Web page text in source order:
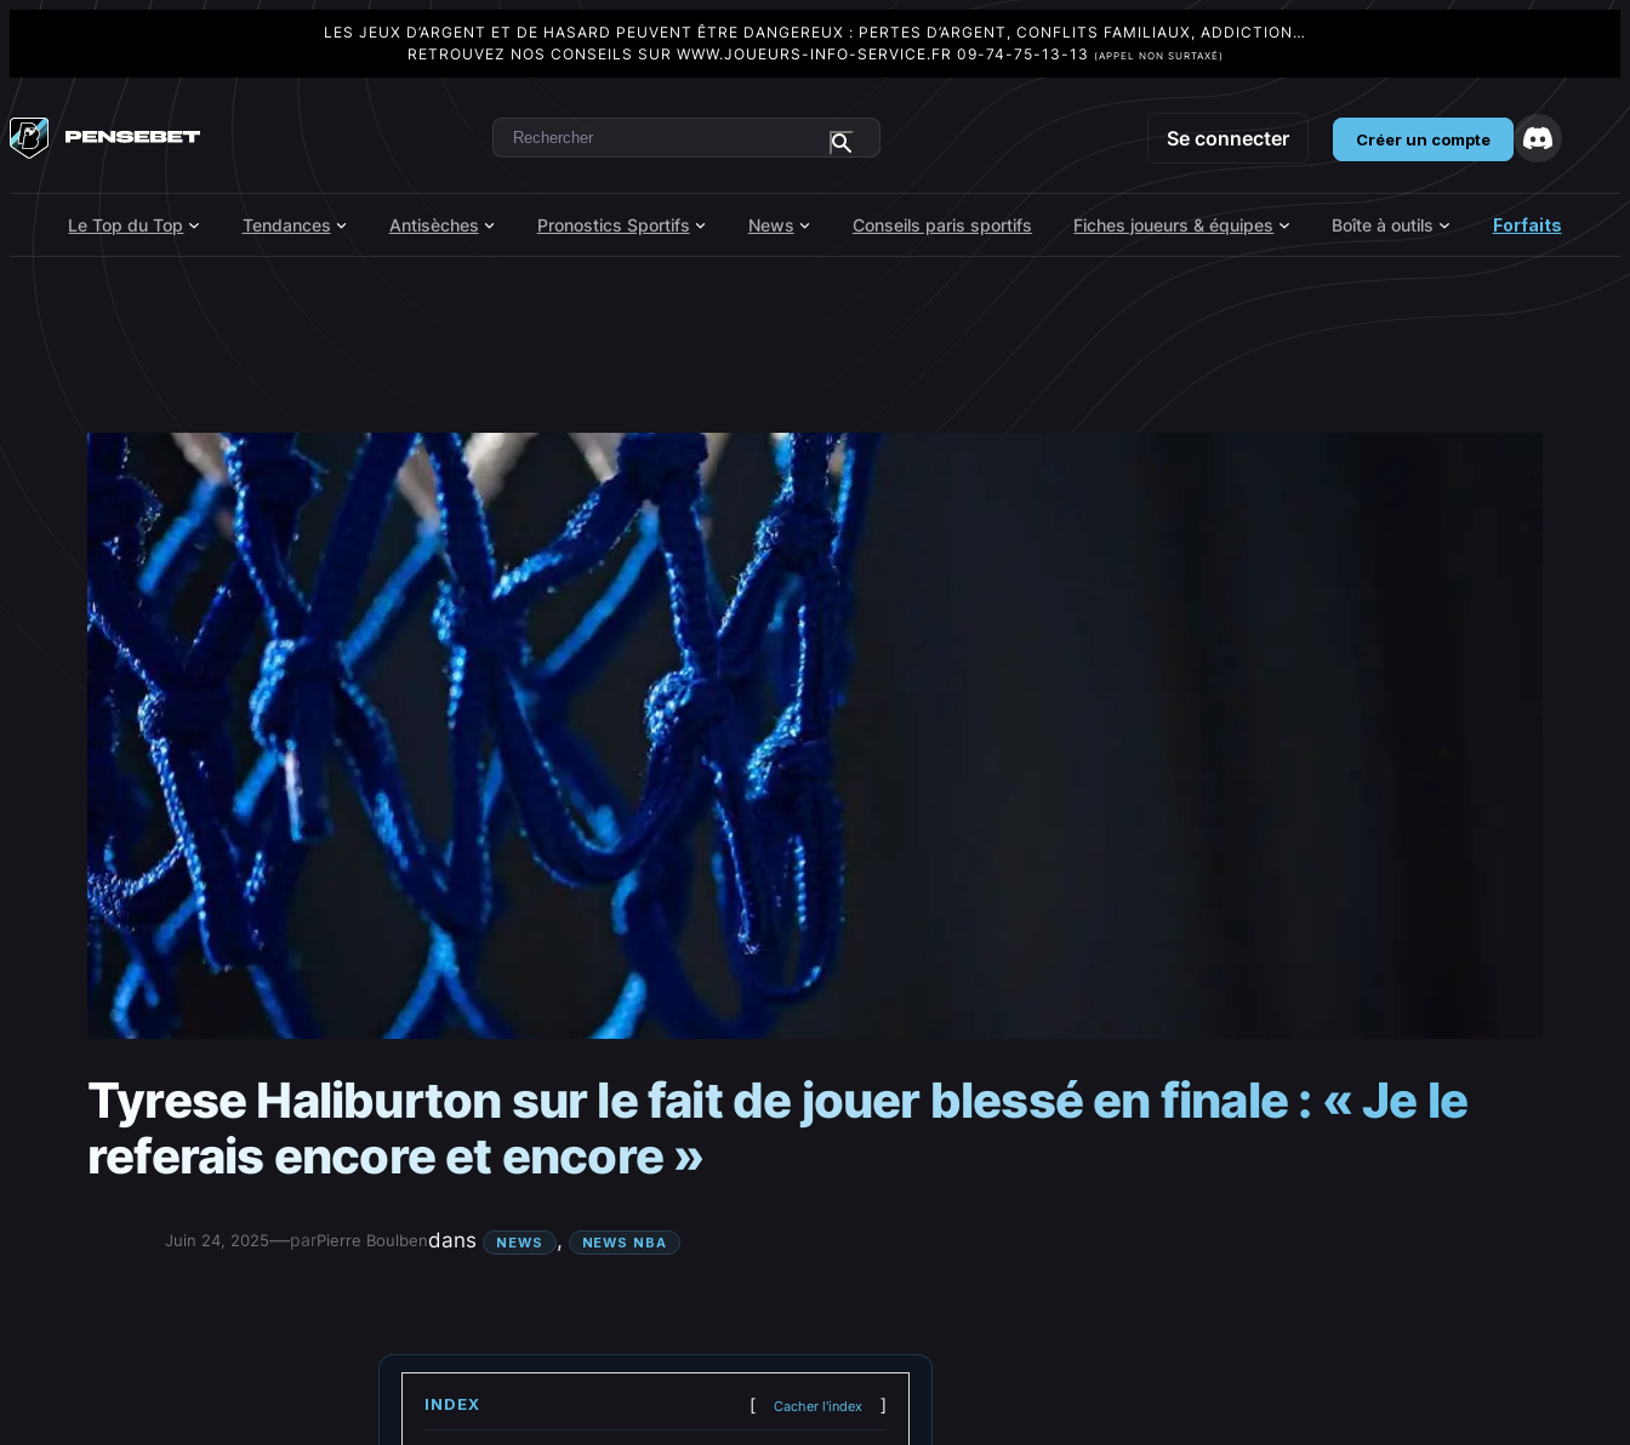
LES JEUX D’ARGENT ET DE HASARD PEUVENT ÊTRE DANGEREUX : PERTES D’ARGENT, CONFLITS FAMILIAUX, ADDICTION…
RETROUVEZ NOS CONSEILS SUR WWW.JOUEURS-INFO-SERVICE.FR 09-74-75-13-13 (APPEL NON SURTAXÉ)
au
contenu
Rechercher Se connecter Créer un compte
Le Top du Top Tendances Antisèches Pronostics Sportifs News Conseils paris sportifs Fiches joueurs & équipes Boîte à outils Forfaits
Tyrese Haliburton sur le fait de jouer blessé en finale : « Je le
referais encore et encore »
Juin 24, 2025—parPierre Boulbendans NEWS , NEWS NBA
INDEX Cacher l'index